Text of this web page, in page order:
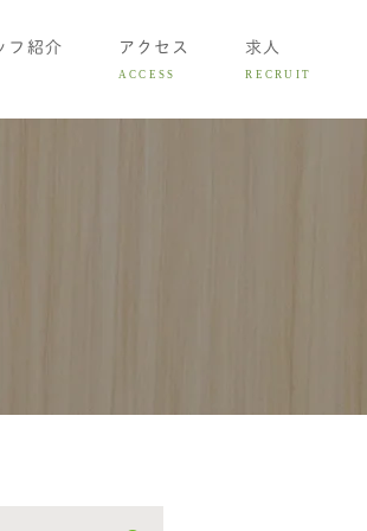
フ紹介 アクセス
ACCESS
求人
RECRUIT